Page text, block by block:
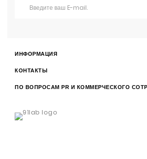
ИНФОРМАЦИЯ
КОНТАКТЫ
ПО ВОПРОСАМ PR И КОММЕРЧЕСКОГО